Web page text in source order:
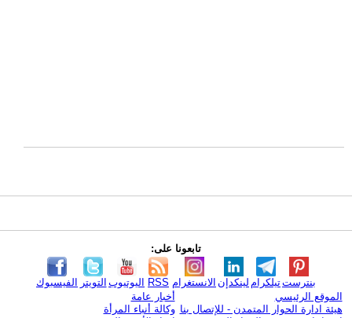
تابعونا على:
الفيسبوك التويتر اليوتيوب RSS الانستغرام لينكدإن تيلكرامبنترست
الموقع الرئيسي
هيئة ادارة الحوار المتمدن - للإتصال بنا
أخبار عامة
وكالة أنباء المرأة